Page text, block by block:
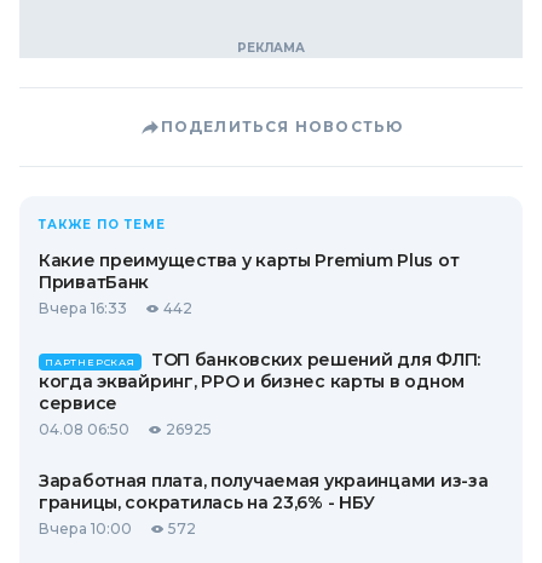
ПОДЕЛИТЬСЯ НОВОСТЬЮ
ТАКЖЕ ПО ТЕМЕ
Какие преимущества у карты Premium Plus от
ПриватБанк
Вчера 16:33 442
ПАРТНЕРСКАЯ
ТОП банковских решений для ФЛП:
когда эквайринг, РРО и бизнес карты в одном
сервисе
04.08 06:50 26925
Заработная плата, получаемая украинцами из-за
границы, сократилась на 23,6% - НБУ
Вчера 10:00 572